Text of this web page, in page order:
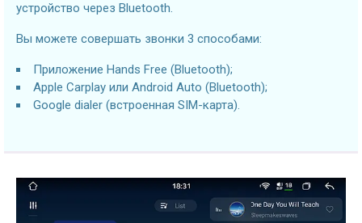
устройство через Bluetooth.
Вы можете совершать звонки 3 способами:
Приложение Hands Free (Bluetooth);
Apple Carplay или Android Auto (Bluetooth);
Google dialer (встроенная SIM-карта).